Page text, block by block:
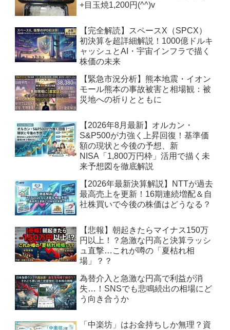
+目玉焼1,200円(^^)v
【完全解読】スペースX（SPCX）
初決算を超詳細解説！1000億ドルキ
ャッシュとAI・宇宙インフラで描く
株価の未来
【緊急市況分析】熊本地震・イオン
モール熊本の事故被害と相場観：被
災地への祈りとともに
【2026年8月最新】オルカン・
S&P500が力強く上昇回復！基準価
額の現状と今後の予想、新
NISA「1,800万円枠」活用で描く未
来予想図を徹底解説
【2026年最新決算解説】NTTが過去
最高売上を更新！16期連続増配＆自
社株買いで今後の株価はどうなる？
【悲報】朝起きたらマイナス150万
円以上！？急激な円高と決算ラッシ
ュ直撃…これが噂の「夏枯れ相
場」？？
為替介入と急激な円高で利益が消
失…！SNSでも悲鳴続出の相場にど
う向き合うか
「中楽坊」はお金持ちしか無理？資